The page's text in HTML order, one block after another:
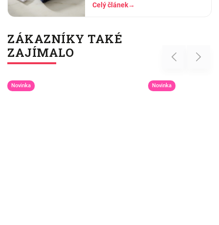
pračky se vším ostatním, dáme
Celý článek→
ZÁKAZNÍKY TAKÉ
ZAJÍMALO
Previous
Novinka Novinka
Next